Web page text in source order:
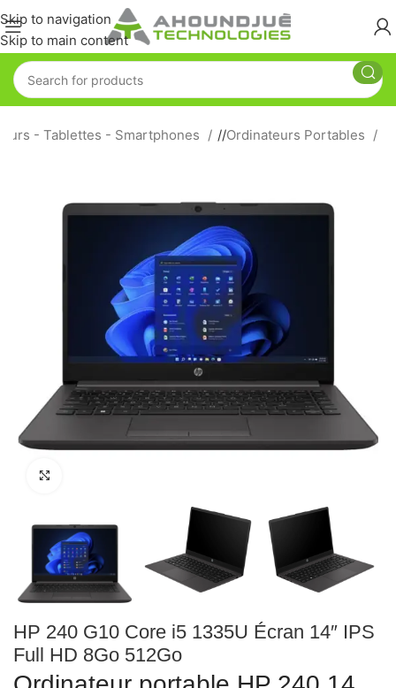
Skip to navigation
Skip to main content
- Tablettes - Smartphones / Ordinateurs Portables
HP 240 G10 Core i5 1335U Écran 14″ IPS
Full HD 8Go 512Go